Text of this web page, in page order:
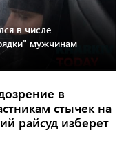
в числе
мужчинам
в
стычек на
райсуд изберет